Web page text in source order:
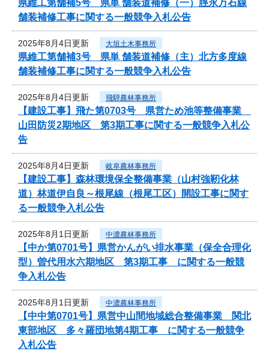
県維工第舗補5号 県単 舗装道補修（一）脛永万石線
舗装補修工事に関する一般競争入札公告
2025年8月4日更新 大垣土木事務所
県維工第舗補3号 県単 舗装道補修（主）北方多度線
舗装補修工事に関する一般競争入札公告
2025年8月4日更新 飛騨農林事務所
【建設工事】飛た第0703号 県営ため池等整備事業
山田防災2期地区 第3期工事に関する一般競争入札公
告
2025年8月4日更新 岐阜農林事務所
【建設工事】森林環境保全整備事業（山村強靭化林
道）林道伊自良～根尾線（根尾工区）開設工事に関す
る一般競争入札公告
2025年8月1日更新 中濃農林事務所
【中か第0701号】県営かんがい排水事業（保全合理化
型）曽代用水六期地区 第3期工事 に関する一般競
争入札公告
2025年8月1日更新 中濃農林事務所
【中中第0701号】県営中山間地域総合整備事業 関北
東部地区 多々羅団地第4期工事 に関する一般競争
入札公告